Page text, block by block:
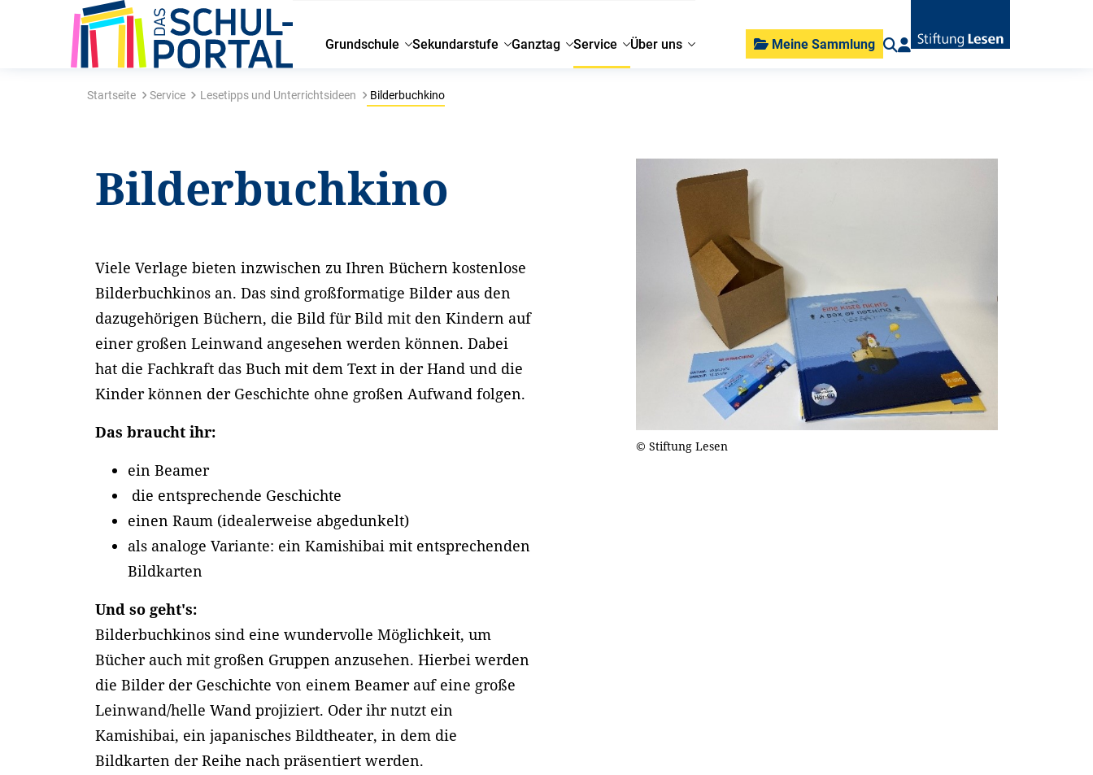
Grundschule Sekundarstufe Ganztag Service Über uns Meine Sammlung
Startseite Service Lesetipps und Unterrichtsideen Bilderbuchkino
Bilderbuchkino
Viele Verlage bieten inzwischen zu Ihren Büchern kostenlose
Bilderbuchkinos an. Das sind großformatige Bilder aus den
dazugehörigen Büchern, die Bild für Bild mit den Kindern auf
einer großen Leinwand angesehen werden können. Dabei
hat die Fachkraft das Buch mit dem Text in der Hand und die
Kinder können der Geschichte ohne großen Aufwand folgen.
Das braucht ihr:
ein Beamer
die entsprechende Geschichte
einen Raum (idealerweise abgedunkelt)
als analoge Variante: ein Kamishibai mit entsprechenden
Bildkarten
Und so geht's:
Bilderbuchkinos sind eine wundervolle Möglichkeit, um
Bücher auch mit großen Gruppen anzusehen. Hierbei werden
die Bilder der Geschichte von einem Beamer auf eine große
Leinwand/helle Wand projiziert. Oder ihr nutzt ein
Kamishibai, ein japanisches Bildtheater, in dem die
Bildkarten der Reihe nach präsentiert werden.
© Stiftung Lesen